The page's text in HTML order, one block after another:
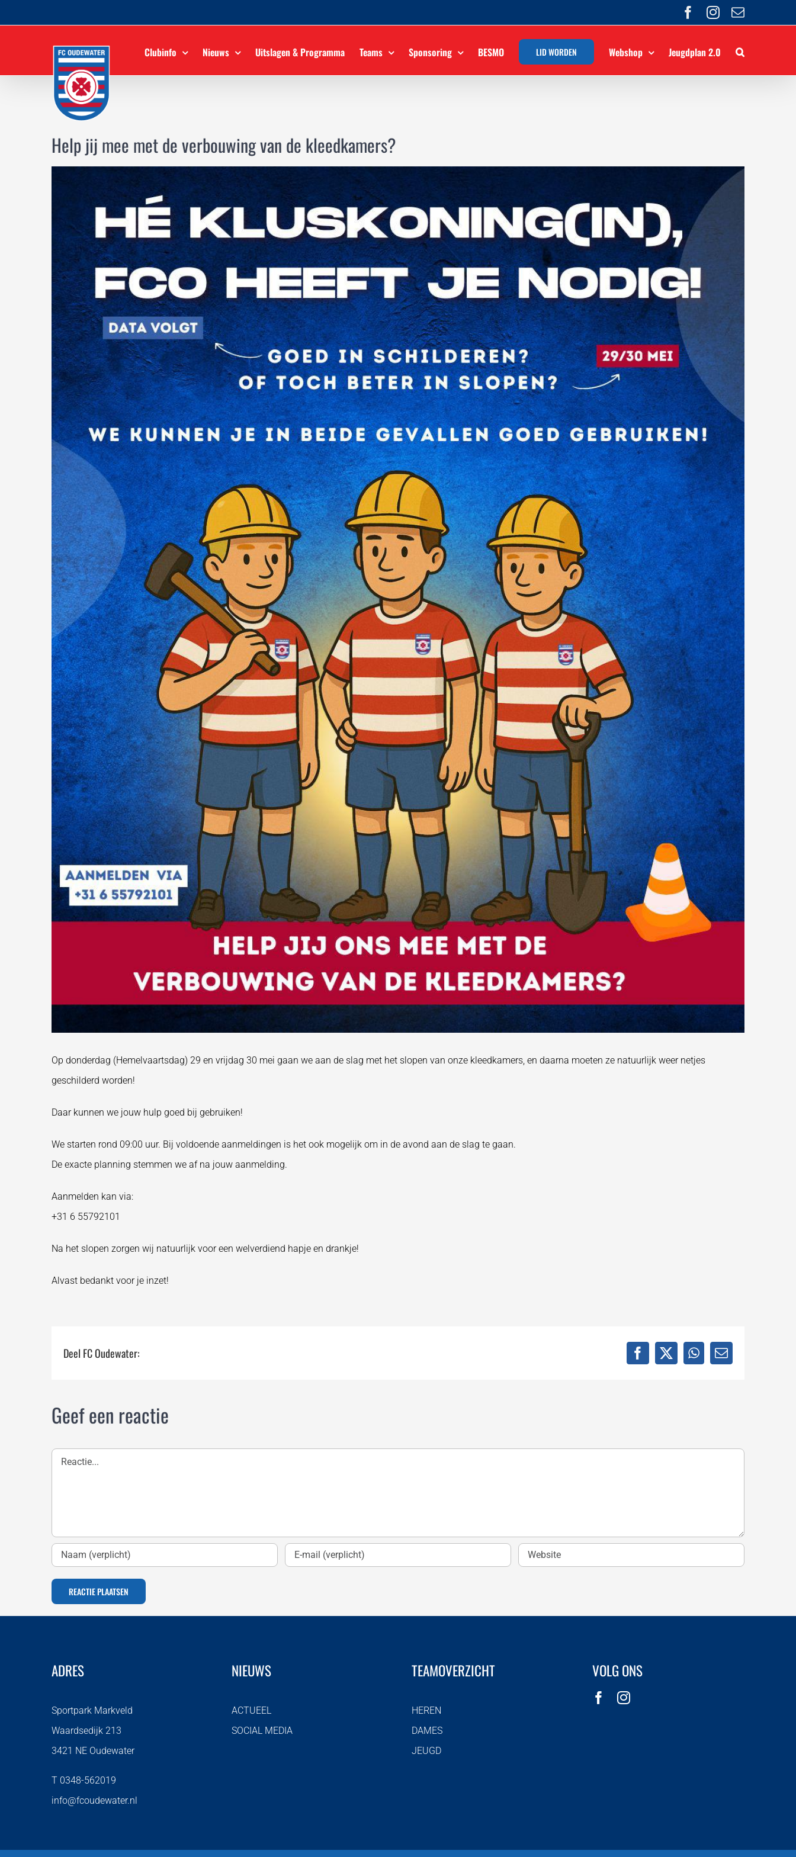
naar
Facebook
Instagram
E-
mail
Clubinfo Nieuws Uitslagen & Programma Teams Sponsoring BESMO LID WORDEN Webshop Jeugdplan 2.0
Help jij mee met de verbouwing van de kleedkamers?
Op donderdag (Hemelvaartsdag) 29 en vrijdag 30 mei gaan we aan de slag met het slopen van onze kleedkamers, en daarna moeten ze natuurlijk weer netjes
geschilderd worden!
Daar kunnen we jouw hulp goed bij gebruiken!
We starten rond 09:00 uur. Bij voldoende aanmeldingen is het ook mogelijk om in de avond aan de slag te gaan.
De exacte planning stemmen we af na jouw aanmelding.
Aanmelden kan via:
+31 6 55792101
Na het slopen zorgen wij natuurlijk voor een welverdiend hapje en drankje!
Alvast bedankt voor je inzet!
Deel FC Oudewater: Facebook
X WhatsApp
E-
Geef een reactie
Reactie
ADRES
Sportpark Markveld
Waardsedijk 213
3421 NE Oudewater
T 0348-562019
info@fcoudewater.nl
NIEUWS
ACTUEEL
SOCIAL MEDIA
TEAMOVERZICHT
HEREN
DAMES
JEUGD
VOLG ONS